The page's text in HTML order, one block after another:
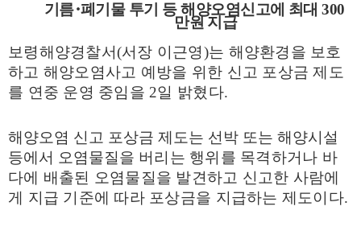
기름･폐기물 투기 등 해양오염신고에 최대300
만원 지급
보령해양경찰서(서장 이근영)는 해양환경을 보호
하고 해양오염사고 예방을 위한 신고 포상금 제도
를 연중 운영 중임을 2일 밝혔다.
해양오염 신고 포상금 제도는 선박 또는 해양시설
등에서 오염물질을 버리는 행위를 목격하거나 바
다에 배출된 오염물질을 발견하고 신고한 사람에
게 지급 기준에 따라 포상금을 지급하는 제도이다.